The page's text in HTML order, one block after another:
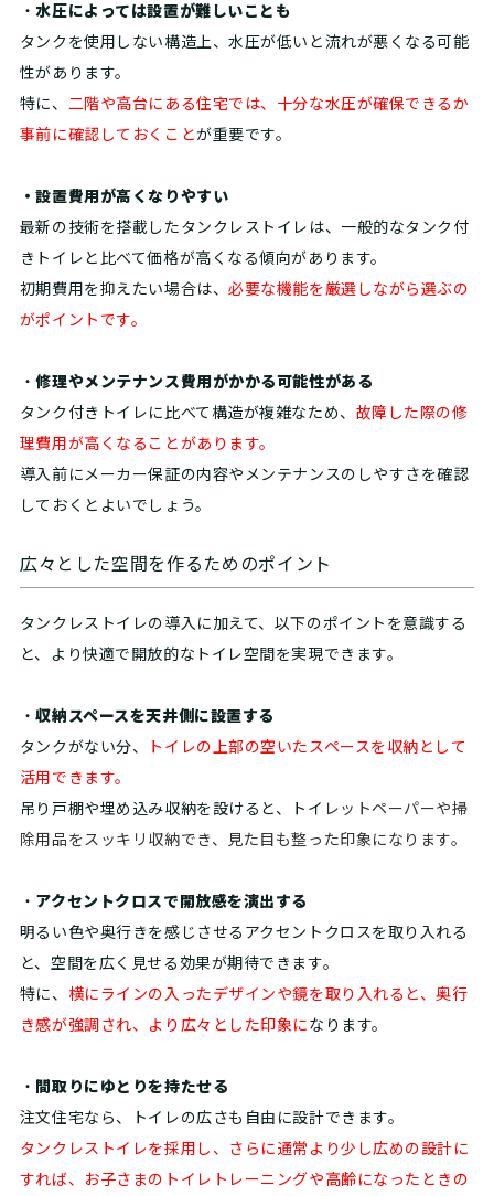
・水圧によっては設置が難しいことも
タンクを使用しない構造上、水圧が低いと流れが悪くなる可能
性があります。
特に、 二階や高台にある住宅では、十分な水圧が確保できるか
事前に確認しておくことが重要です。
・設置費用が高くなりやすい
最新の技術を搭載したタンクレストイレは、一般的なタンク付
きトイレと比べて価格が高くなる傾向があります。
初期費用を抑えたい場合は、必要な機能を厳選しながら選ぶの
がポイントです。
・修理やメンテナンス費用がかかる可能性がある
タンク付きトイレに比べて構造が複雑なため、 故障した際の修
理費用が高くなることがあります。
導入前にメーカー保証の内容やメンテナンスのしやすさを確認
しておくとよいでしょう。
広々とした空間を作るためのポイント
タンクレストイレの導入に加えて、以下のポイントを意識する
と、より快適で開放的なトイレ空間を実現できます。
・収納スペースを天井側に設置する
タンクがない分、
トイレの上部の空いたスペースを収納として
活用できます。
吊り戸棚や埋め込み収納を設けると、
トイ レットペーパーや掃
除用品をスッキリ収納でき、見た目も整った印象になります。
・ アクセントクロスで開放感を演出する
明るい色や奥行きを感じさせるアクセントクロスを取り入れる
と、空間を広く見せる効果が期待できます。
特に、 横にラインの入ったデザインや鏡を取り入れると、奥行
き感が強調され、より広々とした印象になります。
・ 間取りにゆとりを持たせる
注文住宅なら、トイレの広さも自由に設計できます。
タンクレストイレを採用し、さらに通常より少し広めの設計に
すれば、お子さまのトイレトレーニングや高齢になったときの